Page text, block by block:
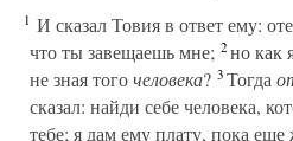
1 И сказал Товия в ответ ему:
что ты завещаешь мне; 2но как
не зная тогочеловека? 3Тогда
сказал: найди себе человека,
тебе; я дам ему плату, пока еще